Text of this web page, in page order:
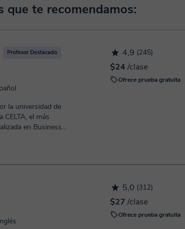
pack de horas, podrás realizar el pago mediante nuestro
pago:
e-mail de confirmación de la reserva.
que te recomendamos:
4,9 (245)
$24 /clase
Ofrece prueba gratuita
Profesor Destacado
la universidad de
CELTA, el más
en Business
exámenes d...
5,0 (312)
$27 /clase
Ofrece prueba gratuita